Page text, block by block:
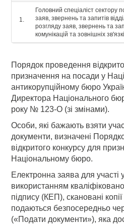
Головний спеціаліст сектору
заяв, звернень та запитів
розгляду заяв, звернень та
комунікацій та зовнішніх
Порядок проведення
призначення на посади у
антикорупційному бюро
Директора Національного
року № 123-О (зі змінами).
Особи, які бажають взяти
документи, визначені
відкритого конкурсу для
Національному бюро.
Електронна заява для участі
використанням
підпису (КЕП), скановані
подаються безпосередньо
(«Подати документи»), яка